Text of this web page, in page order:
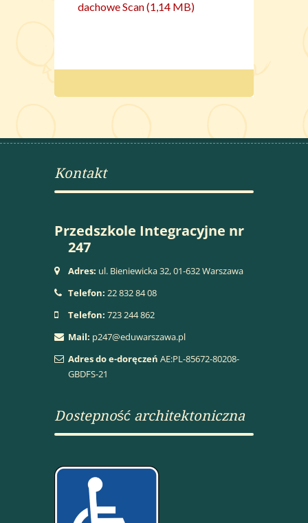
dachowe Scan
Kontakt
Przedszkole Integracyjne nr
247
Adres: ul. Bieniewicka 32, 01-632 Warszawa
Telefon: 22 832 84 08
Telefon: 723 244 862
Mail: p247@eduwarszawa.pl
Adres do e-doręczeń AE:PL-85672-80208-
GBDFS-21
Dostepność architektoniczna